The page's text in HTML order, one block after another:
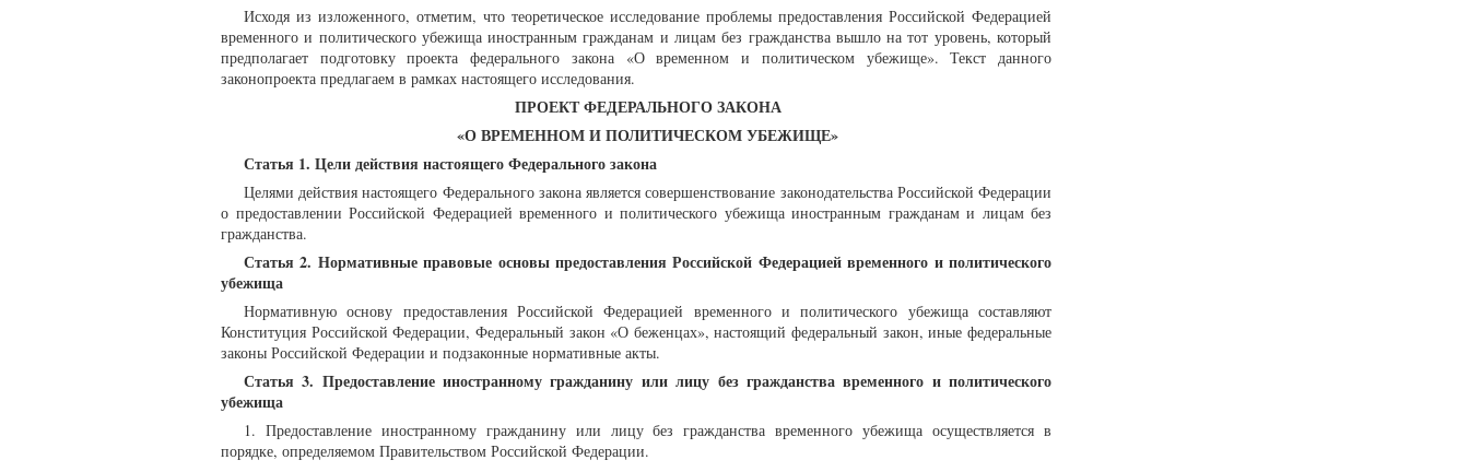
Исходя из изложенного, отметим, что теоретическое исследование проблемы предоставления Российской Федерацией
временного и политического убежища иностранным гражданам и лицам без гражданства вышло на тот уровень, который
предполагает подготовку проекта федерального закона «О временном и политическом убежище». Текст данного
законопроекта предлагаем в рамках настоящего исследования.
ПРОЕКТ ФЕДЕРАЛЬНОГО ЗАКОНА
«О ВРЕМЕННОМ И ПОЛИТИЧЕСКОМ УБЕЖИЩЕ»
Статья 1. Цели действия настоящего Федерального закона
Целями действия настоящего Федерального закона является совершенствование законодательства Российской Федерации
о предоставлении Российской Федерацией временного и политического убежища иностранным гражданам и лицам без
гражданства.
Статья 2. Нормативные правовые основы предоставления Российской Федерацией временного и политического
убежища
Нормативную основу предоставления Российской Федерацией временного и политического убежища составляют
Конституция Российской Федерации, Федеральный закон «О беженцах», настоящий федеральный закон, иные федеральные
законы Российской Федерации и подзаконные нормативные акты.
Статья 3. Предоставление иностранному гражданину или лицу без гражданства временного и политического
убежища
1. Предоставление иностранному гражданину или лицу без гражданства временного убежища осуществляется в
порядке, определяемом Правительством Российской Федерации.